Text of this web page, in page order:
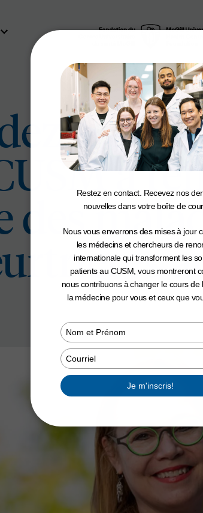
la Dre
à
desRestez en contact. Recevez nos
nouvelles dans votre boîte de
Nous vous enverrons des mises à jour
les médecins et chercheurs de
internationale qui transforment les
patients au CUSM, vous montreront
nous contribuons à changer le cours de
la médecine pour vous et ceux que
your
your
email
Je m'inscris!